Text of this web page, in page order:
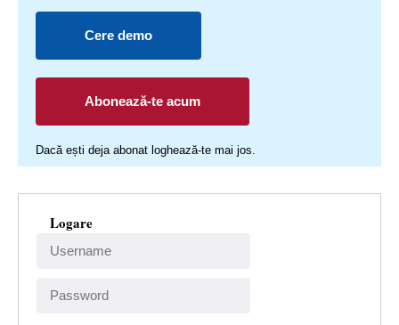
Cere demo
Abonează-te acum
Dacă ești deja abonat loghează-te mai jos.
Logare